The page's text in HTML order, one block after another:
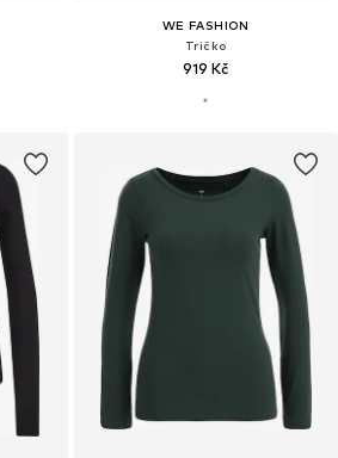
WE FASHION
Tričko
919 Kč